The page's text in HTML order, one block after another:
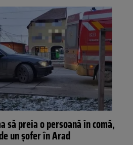
să preia o persoană în comă,
un șofer în Arad